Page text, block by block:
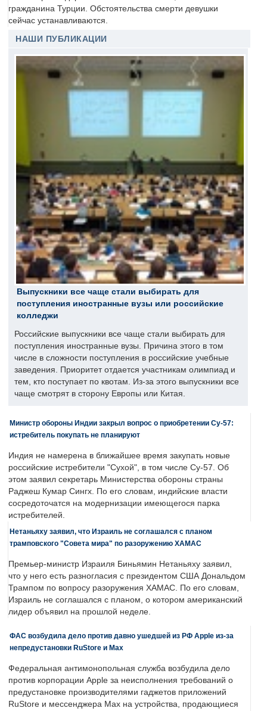
гражданина Турции. Обстоятельства смерти девушки
сейчас устанавливаются.
НАШИ ПУБЛИКАЦИИ
Выпускники все чаще стали выбирать для
поступления иностранные вузы или российские
колледжи
Российские выпускники все чаще стали выбирать для
поступления иностранные вузы. Причина этого в том
числе в сложности поступления в российские учебные
заведения. Приоритет отдается участникам олимпиад и
тем, кто поступает по квотам. Из-за этого выпускники все
чаще смотрят в сторону Европы или Китая.
Министр обороны Индии закрыл вопрос о приобретении Су-57:
истребитель покупать не планируют
Индия не намерена в ближайшее время закупать новые
российские истребители "Сухой", в том числе Су-57. Об
этом заявил секретарь Министерства обороны страны
Раджеш Кумар Сингх. По его словам, индийские власти
сосредоточатся на модернизации имеющегося парка
истребителей.
Нетаньяху заявил, что Израиль не соглашался с планом
трамповского "Совета мира" по разоружению ХАМАС
Премьер-министр Израиля Биньямин Нетаньяху заявил,
что у него есть разногласия с президентом США Дональдом
Трампом по вопросу разоружения ХАМАС. По его словам,
Израиль не соглашался с планом, о котором американский
лидер объявил на прошлой неделе.
ФАС возбудила дело против давно ушедшей из РФ Apple из-за
непредустановки RuStore и Max
Федеральная антимонопольная служба возбудила дело
против корпорации Apple за неисполнения требований о
предустановке производителями гаджетов приложений
RuStore и мессенджера Max на устройства, продающиеся